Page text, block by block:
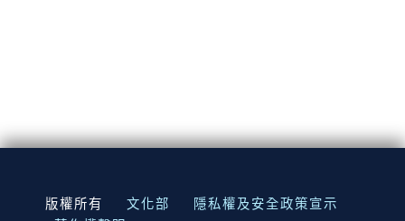
:::
版權所有 文化部
隱私權及安全政策宣示